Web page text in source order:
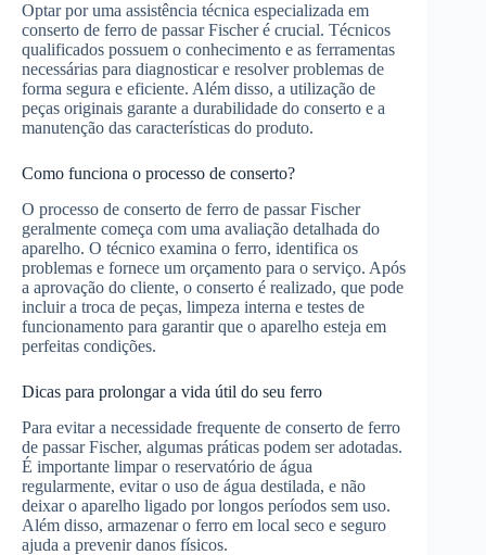
Optar por uma assistência técnica especializada em
conserto de ferro de passar Fischer é crucial. Técnicos
qualificados possuem o conhecimento e as ferramentas
necessárias para diagnosticar e resolver problemas de
forma segura e eficiente. Além disso, a utilização de
peças originais garante a durabilidade do conserto e a
manutenção das características do produto.
Como funciona o processo de conserto?
O processo de conserto de ferro de passar Fischer
geralmente começa com uma avaliação detalhada do
aparelho. O técnico examina o ferro, identifica os
problemas e fornece um orçamento para o serviço. Após
a aprovação do cliente, o conserto é realizado, que pode
incluir a troca de peças, limpeza interna e testes de
funcionamento para garantir que o aparelho esteja em
perfeitas condições.
Dicas para prolongar a vida útil do seu ferro
Para evitar a necessidade frequente de conserto de ferro
de passar Fischer, algumas práticas podem ser adotadas.
É importante limpar o reservatório de água
regularmente, evitar o uso de água destilada, e não
deixar o aparelho ligado por longos períodos sem uso.
Além disso, armazenar o ferro em local seco e seguro
ajuda a prevenir danos físicos.